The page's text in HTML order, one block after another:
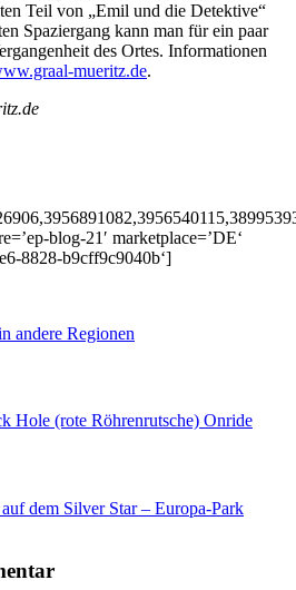
Teil von „Emil und die Detektive“
Spaziergang kann man für ein paar
des Ortes. Informationen
mueritz.de.
blog-21′ marketplace=’DE‘
8828-b9cff9c9040b‘]
andere Regionen
Hole (rote Röhrenrutsche) Onride
dem Silver Star – Europa-Park